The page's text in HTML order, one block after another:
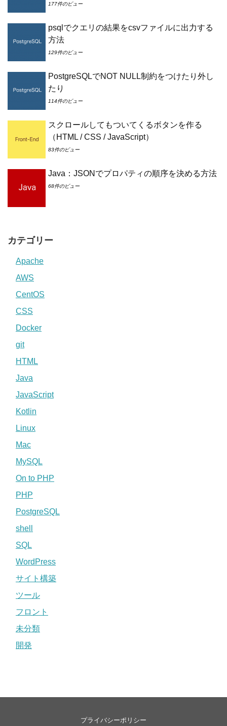
177件のビュー
psqlでクエリの結果をcsvファイルに出力する
方法
129件のビュー
PostgreSQLでNOT NULL制約をつけたり外し
たり
114件のビュー
スクロールしてもついてくるボタンを作る
（HTML / CSS / JavaScript）
83件のビュー
Java：JSONでプロパティの順序を決める方法
68件のビュー
カテゴリー
Apache
AWS
CentOS
CSS
Docker
git
HTML
Java
JavaScript
Kotlin
Linux
Mac
MySQL
On to PHP
PHP
PostgreSQL
shell
SQL
WordPress
サイト構築
ツール
フロント
未分類
開発
プライバシーポリシー